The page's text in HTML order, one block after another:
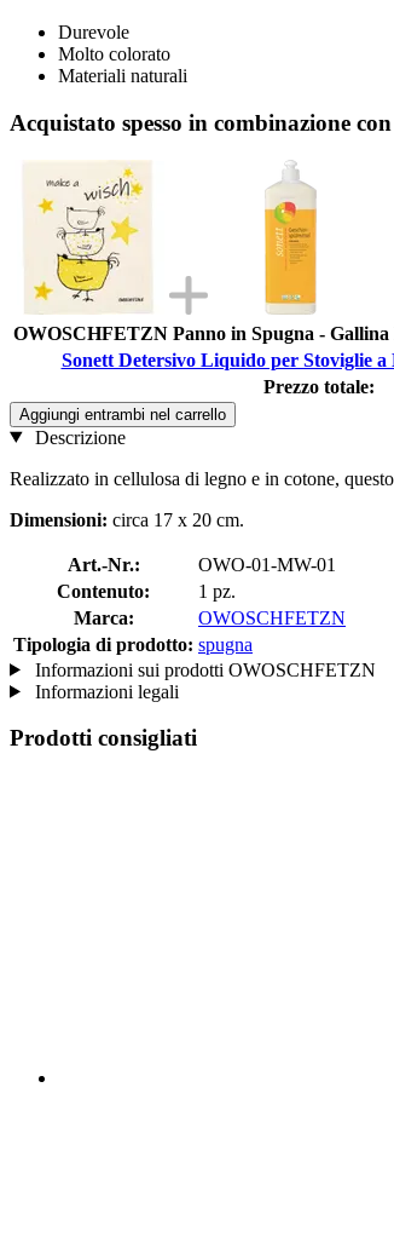
Durevole
Molto colorato
Materiali naturali
Acquistato spesso in combinazione
OWOSCHFETZN Panno in Spugna -
Sonett Detersivo Liquido per Stoviglie
Prezzo totale:
Aggiungi entrambi nel carrello
Descrizione
Realizzato in cellulosa di legno e in cotone,
Dimensioni: circa 17 x 20 cm.
Art.-Nr.:
OWO-01-MW-01
Contenuto:
1 pz.
Marca:
OWOSCHFETZN
Tipologia di prodotto: spugna
Informazioni sui prodotti OWOSCHFETZN
Informazioni legali
Prodotti consigliati